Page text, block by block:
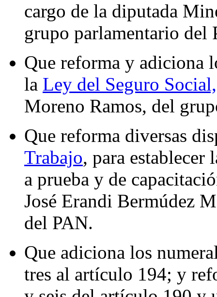
cargo de la diputada
grupo parlamentario del
Que reforma y adiciona
la Ley del Seguro Social,
Moreno Ramos, del
Que reforma diversas
Trabajo, para establecer
a prueba y de
José Erandi Bermúdez
del PAN.
Que adiciona los
tres al artículo 194; y